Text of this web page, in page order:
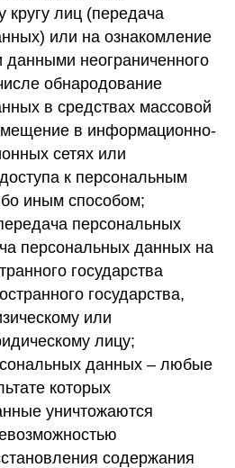
кругу лиц (передача
или на ознакомление
неограниченного
обнародование
в средствах массовой
в информационно-
сетях или
к персональным
иным способом;
персональных
персональных данных на
государства
государства,
или
лицу;
данных – любые
которых
уничтожаются
содержания